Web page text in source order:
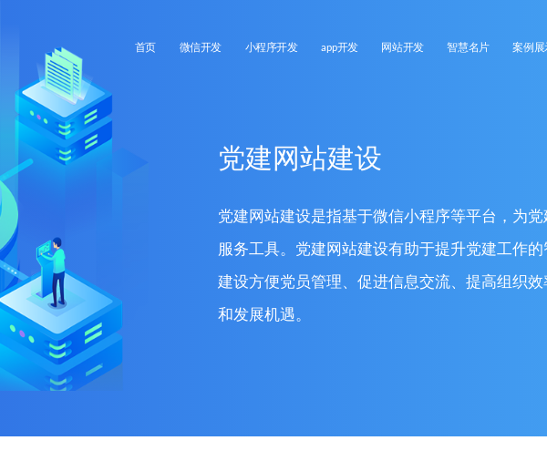
首页 微信开发 小程序开发 app开发 网站开发 智慧名片 案例展
党建网站建设
党建网站建设是指基于微信小程序等平台，为
服务工具。党建网站建设有助于提升党建工作
建设方便党员管理、促进信息交流、提高组织
和发展机遇。